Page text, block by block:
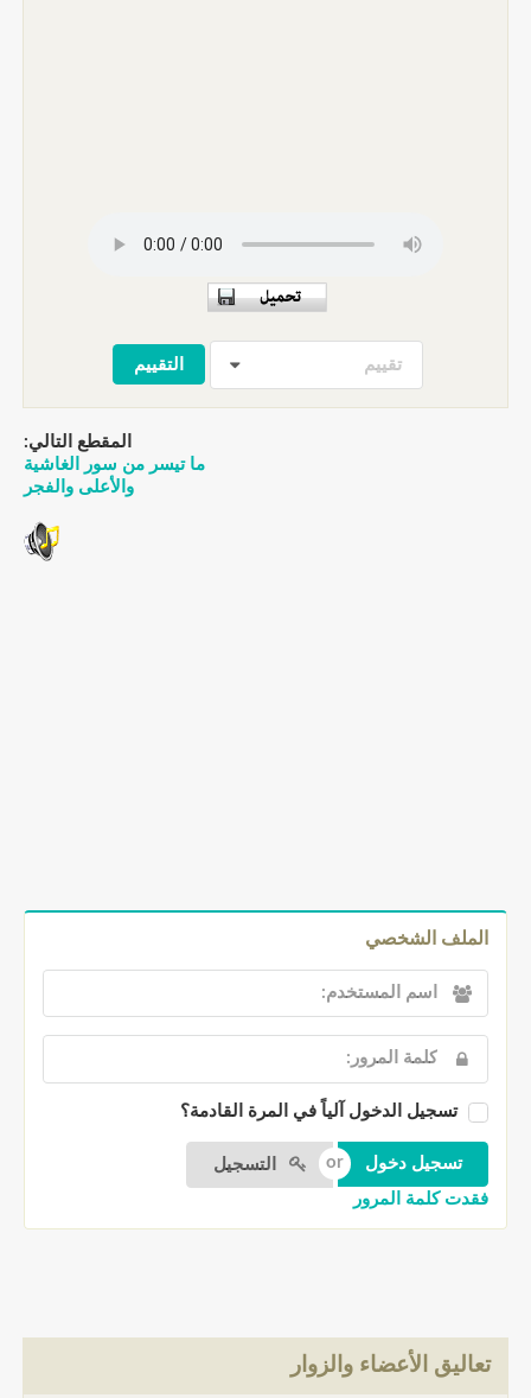
تقييم
المقطع التالي:
ما تيسر من سور الغاشية
والأعلى والفجر
الملف الشخصي
تسجيل الدخول آلياً في المرة القادمة؟
التسجيل
فقدت كلمة المرور
تعاليق الأعضاء والزوار